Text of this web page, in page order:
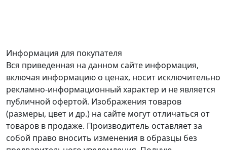
Информация для покупателя
Вся приведенная на данном сайте информация,
включая информацию о ценах, носит исключительно
рекламно-информационный характер и не является
публичной офертой. Изображения товаров
(размеры, цвет и др.) на сайте могут отличаться от
товаров в продаже. Производитель оставляет за
собой право вносить изменения в образцы без